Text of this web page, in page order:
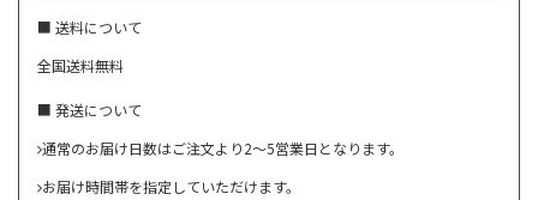
■ 送料について
全国送料無料
■ 発送について
通常のお届け日数はご注文より2～5営業日となります。
お届け時間帯を指定していただけます。